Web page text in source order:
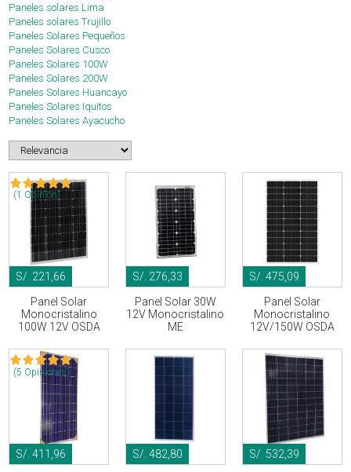
Paneles solares Lima
Paneles solares Trujillo
Paneles Solares Pequeños
Paneles Solares Cusco
Paneles Solares 100W
Paneles Solares 200W
Paneles Solares Huancayo
Paneles Solares Iquitos
Paneles Solares Ayacucho
(1 Opinión)
S/. 221,66
Panel Solar
Monocristalino
100W 12V OSDA
S/. 276,33
Panel Solar 30W
12V Monocristalino
ME
S/. 475,09
Panel Solar
Monocristalino
12V/150W OSDA
(5 Opiniones)
S/. 411,96
S/. 482,80
S/. 532,39